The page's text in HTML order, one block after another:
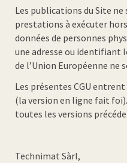
Les publications du Site
prestations à exécuter
données de personnes
une adresse ou identifiant
de l’Union Européenne ne
Les présentes CGU
(la version en ligne fait
toutes les versions
Technimat Sàrl,